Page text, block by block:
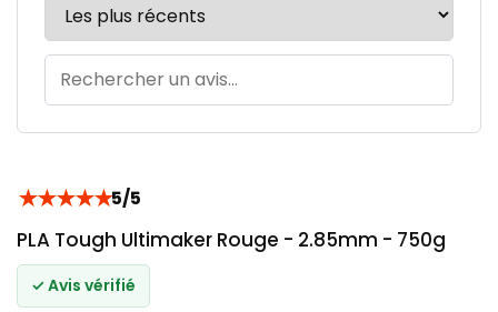
★★★★★5/5
PLA Tough Ultimaker Rouge - 2.85mm - 750g
✓ Avis vérifié